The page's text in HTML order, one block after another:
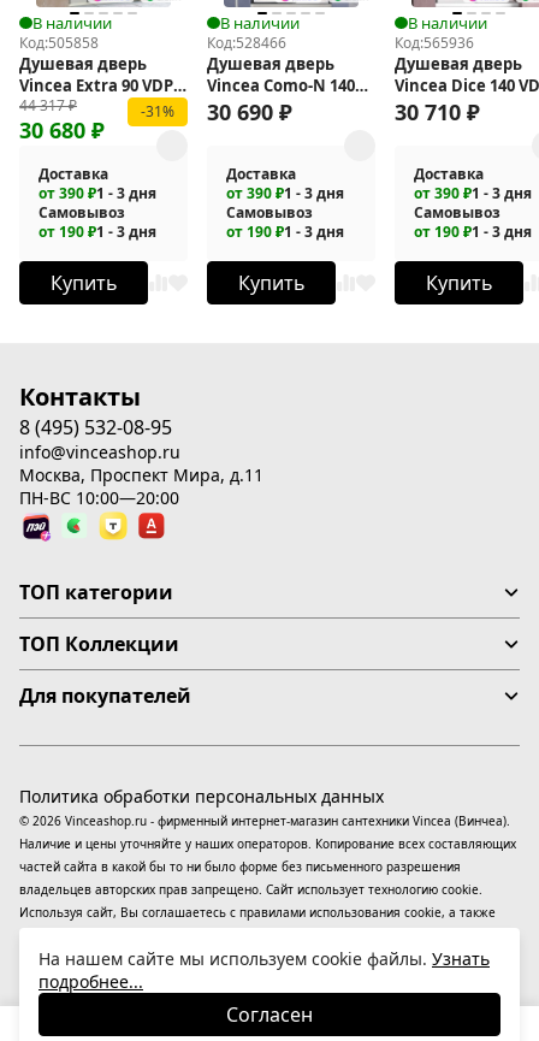
В наличии
Код:505858
Душевая дверь
Vincea Extra 90 VDP-
1E8090CLGM
44 317₽
30 680 ₽
-31%
Доставка
от 390 ₽1 - 3 дня
Самовывоз
от 190 ₽1 - 3 дня
Купить
В наличии
Код:528466
Душевая дверь
Vincea Como-N 140
VDS-4CN140CLB
30 690 ₽
Доставка
от 390 ₽1 - 3 дня
Самовывоз
от 190 ₽1 - 3 дня
Купить
В наличии
Код:565936
Душевая дверь
Vincea Dice 140
4D140CLGM
30 710 ₽
Доставка
от 390 ₽1 - 3 дня
Самовывоз
от 190 ₽1 - 3 дня
Купить
Контакты
8 (495) 532-08-95
info@vinceashop.ru
Москва, Проспект Мира, д.11
ПН-ВС 10:00—20:00
ТОП категории
ТОП Коллекции
Для покупателей
© 2026 Vinceashop.ru - фирменный интернет-магазин сантехники Vincea (Винчеа).
Наличие и цены уточняйте у наших операторов. Копирование всех составляющих
частей сайта в какой бы то ни было форме без письменного разрешения
владельцев авторских прав запрещено. Сайт использует технологию cookie.
Используя сайт, Вы соглашаетесь с правилами использования cookie, а также
применяютсярекомендательные технологии(информационные технологии
предоставления информации на основе сбора, систематизации и анализа
сведений, относящихся к предпочтениям пользователей сети «Интернет»,
находящихся на территории Российской Федерации).
Политика обработки персональных данных
На нашем сайте мы используем cookie файлы. Узнать
подробнее...
Согласен